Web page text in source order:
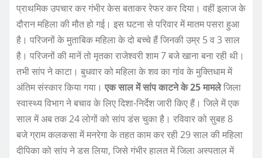
प्राथमिक उपचार कर गंभीर केस बताकर रेफर कर दिया। वहीं इलाज के
दौरान महिला की मौत हो गई। इस घटना से परिवार में मातम पसरा हुआ
है। परिजनों के मुताबिक महिला के दो बच्चे हैं जिनकी उम्र 5 व 3 साल
है। परिजनों की मानें तो मृतका राजेश्वरी शाम 7 बजे खाना बना रही थी।
तभी सांप ने काटा। बुधवार को महिला के शव का गांव के मुक्तिधाम में
अंतिम संस्कार किया गया। एक साल में सांप काटने के 25 मामलेजिला
स्वास्थ्य विभाग ने बचाव के लिए दिशा-निर्देश जारी किए हैं। जिले में एक
साल में अब तक 24 लोगों को सांप डंस चुका है। रविवार को सुबह 8
बजे ग्राम कलकसा में मनरेगा के तहत काम कर रही 29 साल की महिला
दीपिका को सांप ने डस लिया, जिसे गंभीर हालत में जिला अस्पताल में